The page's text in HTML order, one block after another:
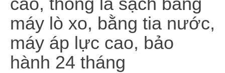
máy lò xo, bằng tia nước,
máy áp lực cao, bảo
hành 24 tháng